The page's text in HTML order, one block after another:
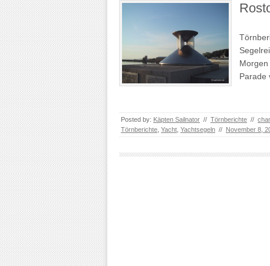
Parade
Posted by: Käpten Sailnator // Törnberichte //
Törnberichte Yacht Yachtsegeln // November 8,